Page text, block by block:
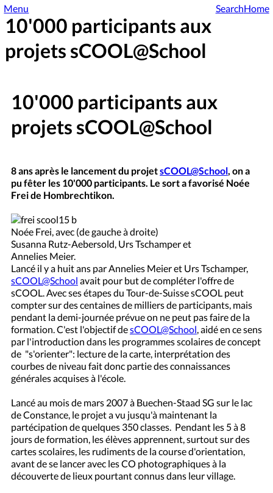
10'000 participants aux
projets sCOOL@School
Menu SearchHome
10'000 participants aux
projets sCOOL@School
8 ans après le lancement du projetsCOOL@School, on a
pu fêter les 10'000 participants. Le sort a favorisé Noée
Frei de Hombrechtikon.
Noée Frei, avec (de gauche à droite)
Susanna Rutz-Aebersold, Urs Tschamper et
Annelies Meier.
Lancé il y a huit ans par Annelies Meier et Urs Tschamper,
sCOOL@School avait pour but de compléter l'offre de
sCOOL. Avec ses étapes du Tour-de-Suisse sCOOL peut
compter sur des centaines de milliers de participants, mais
pendant la demi-journée prévue on ne peut pas faire de la
formation. C'est l'objectif desCOOL@School , aidé en ce sens
par l'introduction dans les programmes scolaires de concept
de "s'orienter": lecture de la carte, interprétation des
courbes de niveau fait donc partie des connaissances
générales acquises à l'école.
Lancé au mois de mars 2007 à Buechen-Staad SG sur le lac
de Constance, le projet a vu jusqu'à maintenant la
partécipation de quelques 350 classes. Pendant les 5 à 8
jours de formation, les élèves apprennent, surtout sur des
cartes scolaires, les rudiments de la course d'orientation,
avant de se lancer avec les CO photographiques à la
découverte de lieux pourtant connus dans leur village.